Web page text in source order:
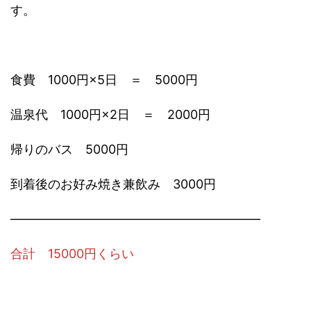
す。
食費 1000円×5日 ＝ 5000円
温泉代 1000円×2日 ＝ 2000円
帰りのバス 5000円
到着後のお好み焼き兼飲み 3000円
――――――――――――――――――――
合計 15000円くらい